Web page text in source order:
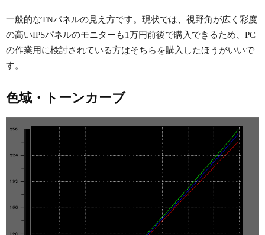
一般的なTNパネルの見え方です。現状では、視野角が広く彩度
の高いIPSパネルのモニターも1万円前後で購入できるため、PC
の作業用に検討されている方はそちらを購入したほうがいいで
す。
色域・トーンカーブ